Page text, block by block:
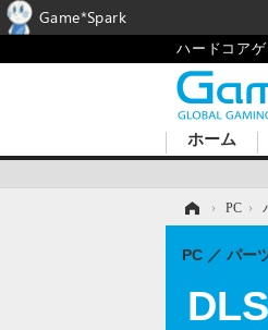
ハードコア
ホーム
› PC ›
PC パー
Game*Spark